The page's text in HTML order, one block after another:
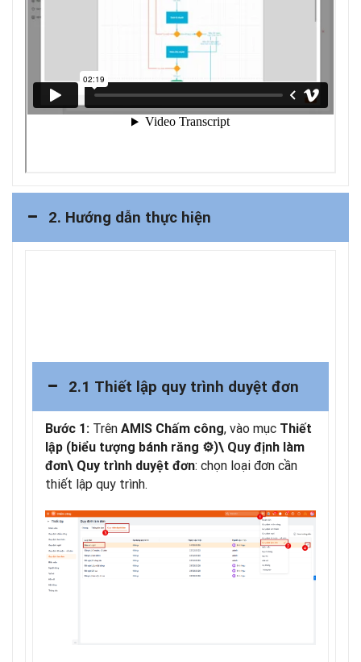
2. Hướng dẫn thực hiện
2.1 Thiết lập quy trình duyệt đơn
Bước 1: Trên AMIS Chấm công, vào mục Thiết
lập (biểu tượng bánh răng ⚙)\ Quy định làm
đơn\ Quy trình duyệt đơn: chọn loại đơn cần
thiết lập quy trình.